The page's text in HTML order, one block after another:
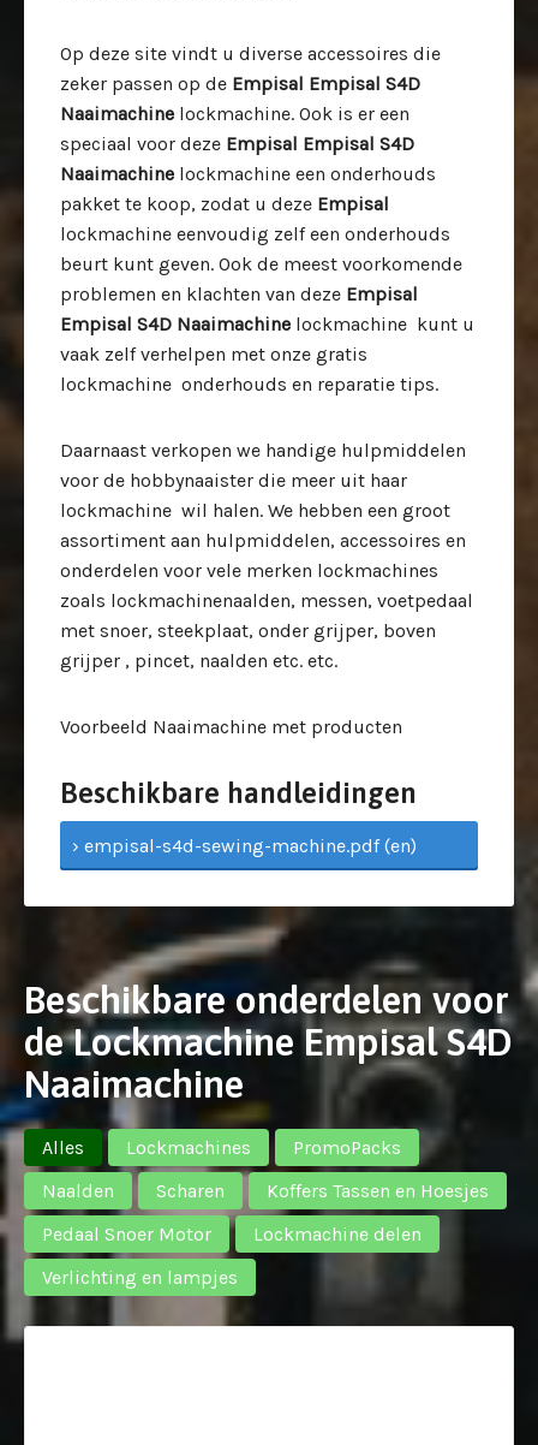
Op deze site vindt u diverse accessoires die
zeker passen op de Empisal Empisal S4D
Naaimachine lockmachine. Ook is er een
speciaal voor deze Empisal Empisal S4D
Naaimachine lockmachine een onderhouds
pakket te koop, zodat u deze Empisal
lockmachine eenvoudig zelf een onderhouds
beurt kunt geven. Ook de meest voorkomende
problemen en klachten van deze Empisal
Empisal S4D Naaimachine lockmachine kunt u
vaak zelf verhelpen met onze gratis
lockmachine onderhouds en reparatie tips.
Daarnaast verkopen we handige hulpmiddelen
voor de hobbynaaister die meer uit haar
lockmachine wil halen. We hebben een groot
assortiment aan hulpmiddelen, accessoires en
onderdelen voor vele merken lockmachines
zoals lockmachinenaalden, messen, voetpedaal
met snoer, steekplaat, onder grijper, boven
grijper , pincet, naalden etc. etc.
Voorbeeld Naaimachine met producten
Beschikbare handleidingen
› empisal-s4d-sewing-machine.pdf (en)
Beschikbare onderdelen voor
de Lockmachine Empisal S4D
Naaimachine
Alles Lockmachines
PromoPacks
Naalden
Scharen
Koffers Tassen en Hoesjes
Pedaal Snoer Motor
Lockmachine delen
Verlichting en lampjes